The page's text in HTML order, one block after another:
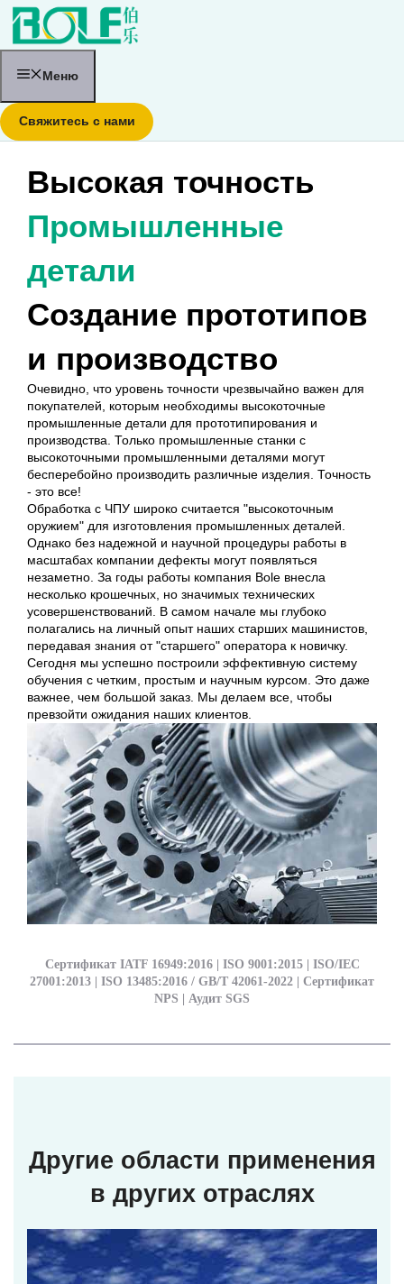
Перейти
содержанию
Меню
Свяжитесь с нами
Высокая точность
Промышленные
детали
Создание прототипов
и производство
Очевидно, что уровень точности чрезвычайно важен для
покупателей, которым необходимы высокоточные
промышленные детали для прототипирования и
производства. Только промышленные станки с
высокоточными промышленными деталями могут
бесперебойно производить различные изделия. Точность
- это все!
Обработка с ЧПУ широко считается "высокоточным
оружием" для изготовления промышленных деталей.
Однако без надежной и научной процедуры работы в
масштабах компании дефекты могут появляться
незаметно. За годы работы компания Bole внесла
несколько крошечных, но значимых технических
усовершенствований. В самом начале мы глубоко
полагались на личный опыт наших старших машинистов,
передавая знания от "старшего" оператора к новичку.
Сегодня мы успешно построили эффективную систему
обучения с четким, простым и научным курсом. Это даже
важнее, чем большой заказ. Мы делаем все, чтобы
превзойти ожидания наших клиентов.
Сертификат IATF 16949:2016 | ISO 9001:2015 | ISO/IEC
27001:2013 | ISO 13485:2016 / GB/T 42061-2022 | Сертификат
NPS | Аудит SGS
Другие области применения
в других отраслях